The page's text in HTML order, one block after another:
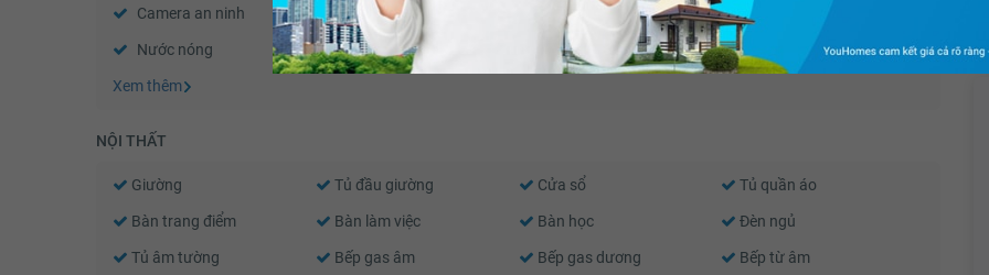
Camera an ninh Nhà thông minh Wifi Truyền hình Cáp
Nước nóng Trần thạch cao Tường sơn bả Vách kính mặt tiền
Xem thêm
NỘI THẤT
Giường Tủ đầu giường Cửa sổ Tủ quần áo
Bàn trang điểm Bàn làm việc Bàn học Đèn ngủ
Tủ âm tường Bếp gas âm Bếp gas dương Bếp từ âm